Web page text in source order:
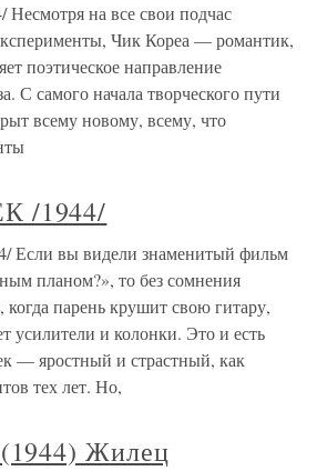
на все свои подчас
Чик Кореа — романтик,
поэтическое направление
С самого начала творческого пути
всему новому, всему, что
/1944/
вы видели знаменитый фильм
планом?», то без сомнения
парень крушит свою гитару,
усилители и колонки. Это и есть
— яростный и страстный, как
тех лет. Но,
Жилец